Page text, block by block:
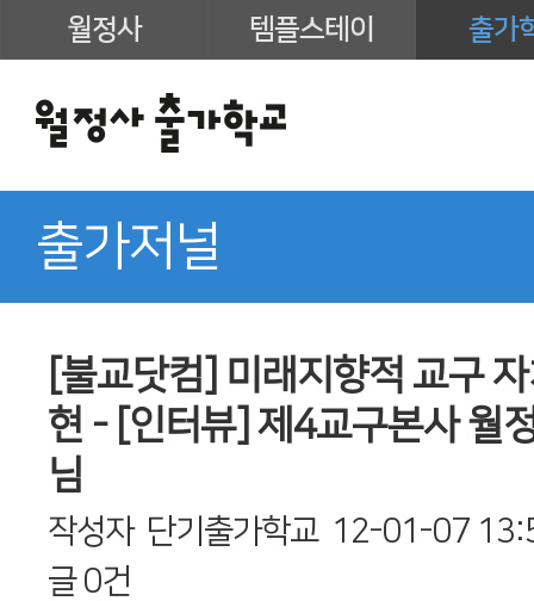
월정사 템플스테이 출가
출가저널
[불교닷컴] 미래지향적 교구
현 - [인터뷰] 제4교구본사 월
님
작성자 단기출가학교 12-01-07
글 0건